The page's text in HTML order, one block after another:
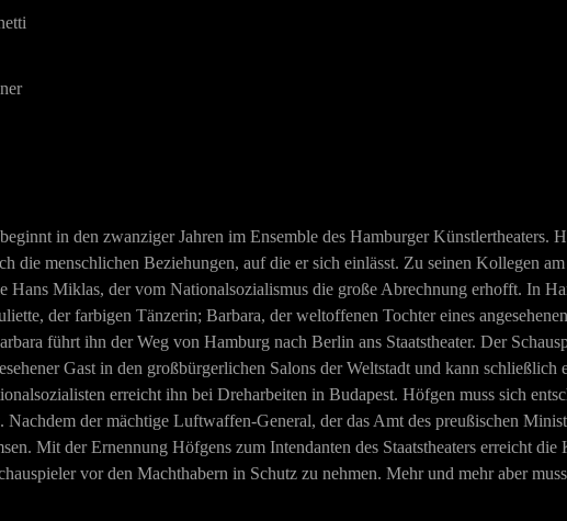
in den zwanziger Jahren im Ensemble des Hamburger
die menschlichen Beziehungen, auf die er sich einlässt. Zu seinen Kollegen
Hans Miklas, der vom Nationalsozialismus die große Abrechnung erhofft. In
der farbigen Tänzerin; Barbara, der weltoffenen Tochter eines
führt ihn der Weg von Hamburg nach Berlin ans Staatstheater. Der
Gast in den großbürgerlichen Salons der Weltstadt und kann
erreicht ihn bei Dreharbeiten in Budapest. Höfgen muss sich
der mächtige Luftwaffen-General, der das Amt des preußischen
Mit der Ernennung Höfgens zum Intendanten des Staatstheaters erreicht
vor den Machthabern in Schutz zu nehmen. Mehr und mehr aber